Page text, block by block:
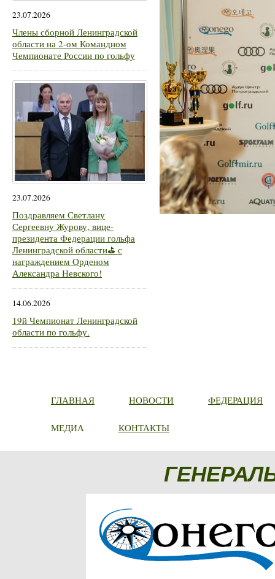
23.07.2026
Члены сборной Ленинградской
области на 2-ом Командном
Чемпионате России по гольфу
23.07.2026
Поздравляем Светлану
Сергеевну Журову, вице-
президента Федерации гольфа
Ленинградской области⛳ с
награждением Орденом
Александра Невского!
14.06.2026
19й Чемпионат Ленинградской
области по гольфу.
ГЛАВНАЯ НОВОСТИ ФЕДЕРАЦИЯ
МЕДИА КОНТАКТЫ